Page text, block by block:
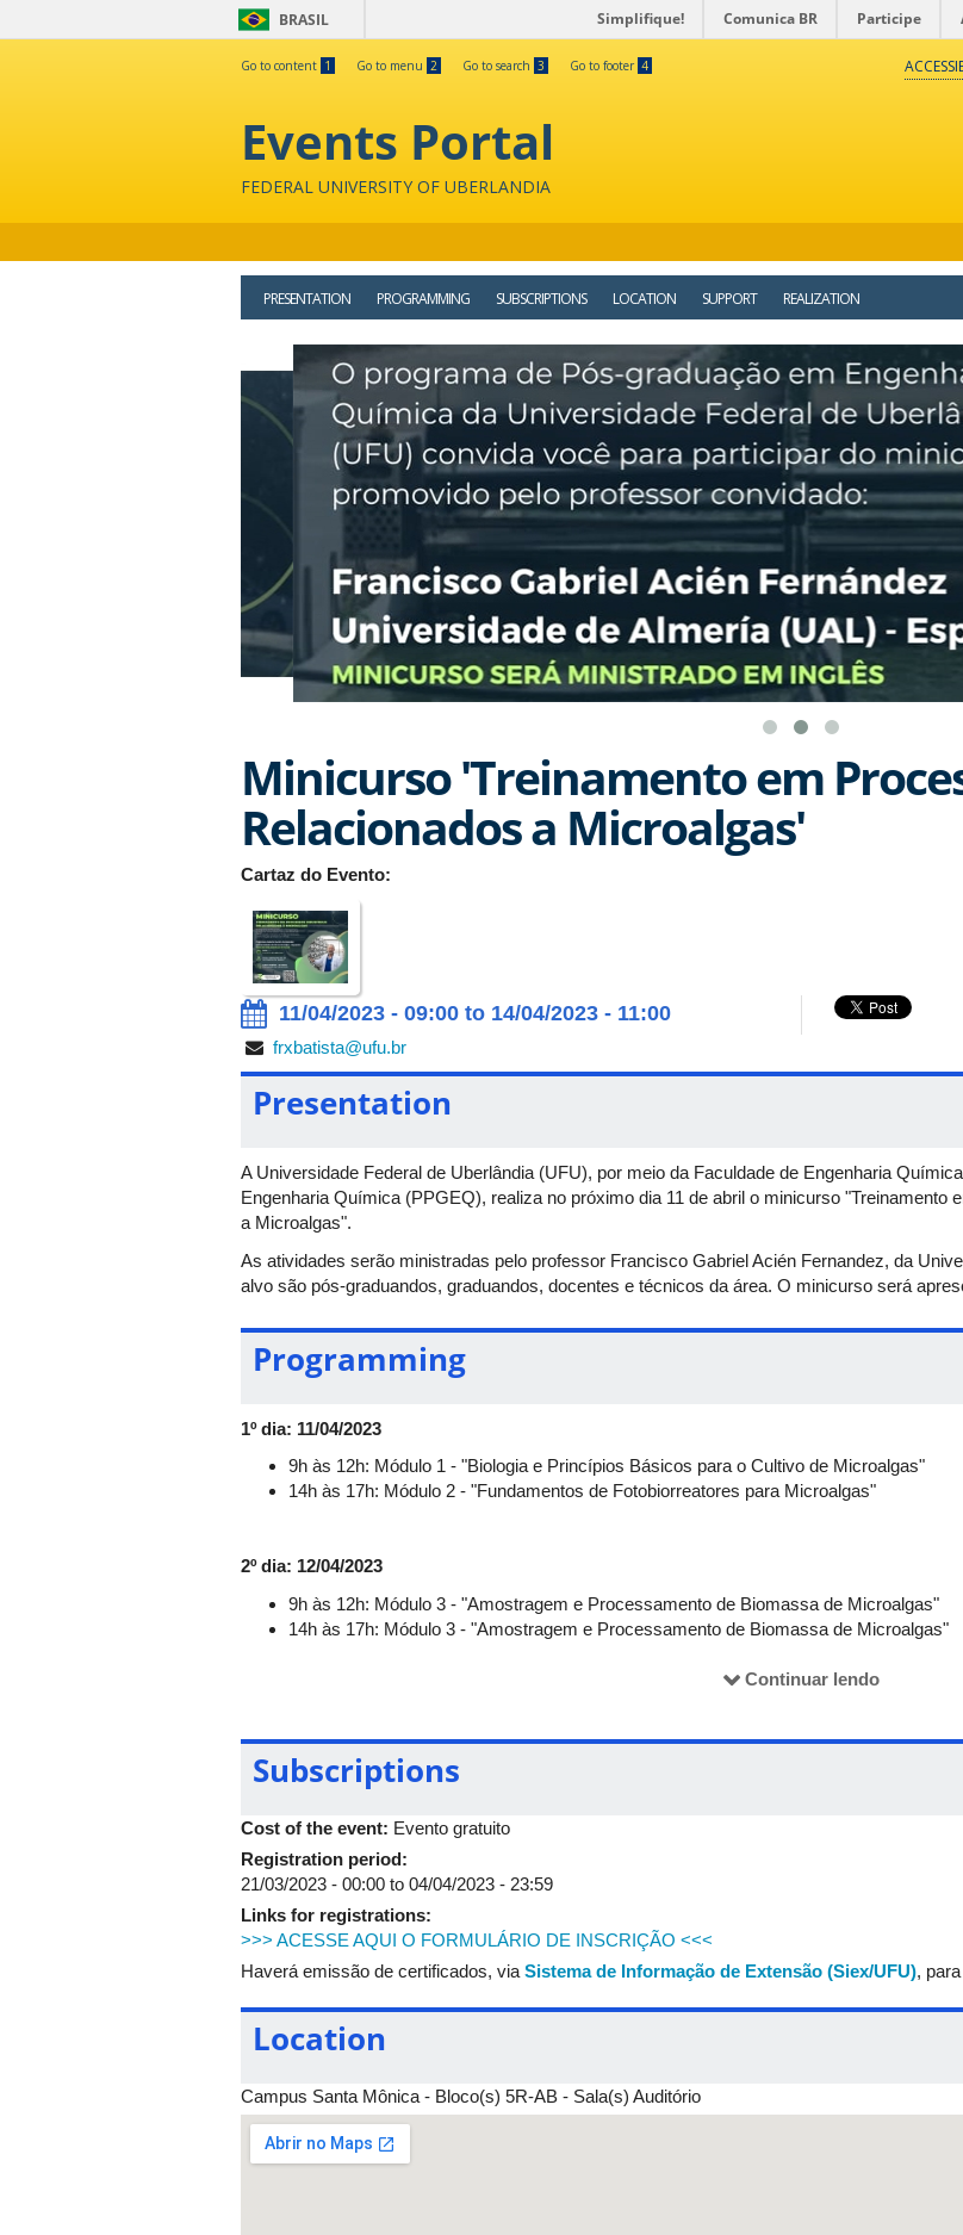
BRASIL Simplifique! Comunica BR Participe
Go to content 1 Go to menu 2 Go to search 3 Go to footer 4
Events Portal
FEDERAL UNIVERSITY OF UBERLANDIA
PRESENTATION PROGRAMMING SUBSCRIPTIONS LOCATION SUPPORT REALIZATION
Minicurso 'Treinamento em
Relacionados a Microalgas'
Cartaz do Evento:
11/04/2023 - 09:00 to 14/04/2023 - 11:00
frxbatista@ufu.br
Presentation
A Universidade Federal de Uberlândia (UFU), por meio da Faculdade de Engenharia
Engenharia Química (PPGEQ), realiza no próximo dia 11 de abril o minicurso "Treinamento
a Microalgas".
As atividades serão ministradas pelo professor Francisco Gabriel Acién Fernandez, da
alvo são pós-graduandos, graduandos, docentes e técnicos da área. O minicurso será
Programming
1º dia: 11/04/2023
9h às 12h: Módulo 1 - "Biologia e Princípios Básicos para o Cultivo de Microalgas"
14h às 17h: Módulo 2 - "Fundamentos de Fotobiorreatores para Microalgas"
2º dia: 12/04/2023
9h às 12h: Módulo 3 - "Amostragem e Processamento de Biomassa de Microalgas"
14h às 17h: Módulo 3 - "Amostragem e Processamento de Biomassa de Microalgas"
9h às 12h: Módulo 4 (parte 1) - "Análise Econômica e de Sustentabilidade de
14h às 17h: Módulo 4 (parte 1) - "Análise Econômica e de Sustentabilidade de
4º dia: 14/04/2023
9h às 11h: Módulo 4 (parte 2) - "Análise Econômica e de Sustentabilidade de
Continuar lendo
Subscriptions
Cost of the event: Evento gratuito
Registration period:
21/03/2023 - 00:00 to 04/04/2023 - 23:59
Links for registrations:
>>> ACESSE AQUI O FORMULÁRIO DE INSCRIÇÃO <<<
Haverá emissão de certificados, via Sistema de Informação de Extensão (Siex/UFU),
Location
Campus Santa Mônica - Bloco(s) 5R-AB - Sala(s) Auditório